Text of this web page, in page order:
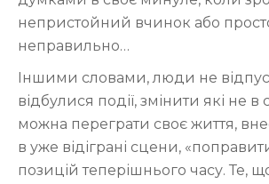
непристойний вчинок або
неправильно…
Іншими словами, люди не
відбулися події, змінити які не в
можна переграти своє життя,
в уже відіграні сцени,
позицій теперішнього часу. Те,